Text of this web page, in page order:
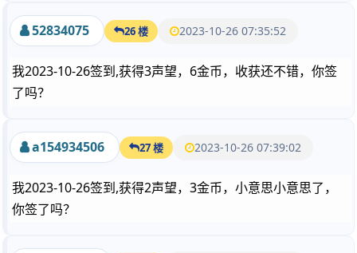
52834075 26 楼 2023-10-26 07:35:52
我2023-10-26签到,获得3声望，6金币，收获还不错，你签
了吗？
a154934506 27 楼 2023-10-26 07:39:02
我2023-10-26签到,获得2声望，3金币，小意思小意思了，
你签了吗？